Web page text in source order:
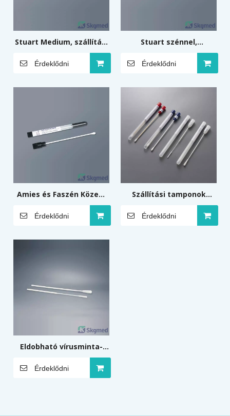
Stuart Medium, szállítási
tamponok médiummal
Érdeklődni
Stuart szénnel,
szállítótamponok
közeggel
Érdeklődni
Amies és Faszén Közeg,
Szállítótamponok
Közeggel
Érdeklődni
Szállítási tamponok
Érdeklődni
Eldobható vírusminta-
Érdeklődni